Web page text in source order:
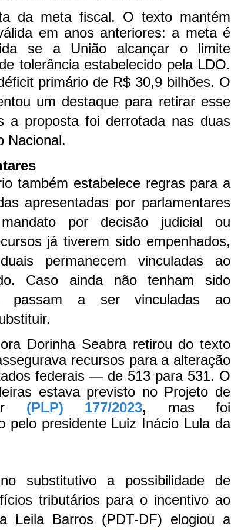
da meta fiscal. O texto mantém
em anos anteriores: a meta é
se a União alcançar o limite
tolerância estabelecido pela LDO.
primário de R$ 30,9 bilhões. O
um destaque para retirar esse
a proposta foi derrotada nas duas
Nacional.
também estabelece regras para a
apresentadas por parlamentares
por decisão judicial ou
já tiverem sido empenhados,
permanecem vinculadas ao
Caso ainda não tenham sido
passam a ser vinculadas ao
Dorinha Seabra retirou do texto
recursos para a alteração
federais — de 513 para 531. O
estava previsto no Projeto de
(PLP) 177/2023, mas foi
pelo presidente Luiz Inácio Lula da
substitutivo a possibilidade de
tributários para o incentivo ao
Leila Barros (PDT-DF) elogiou a